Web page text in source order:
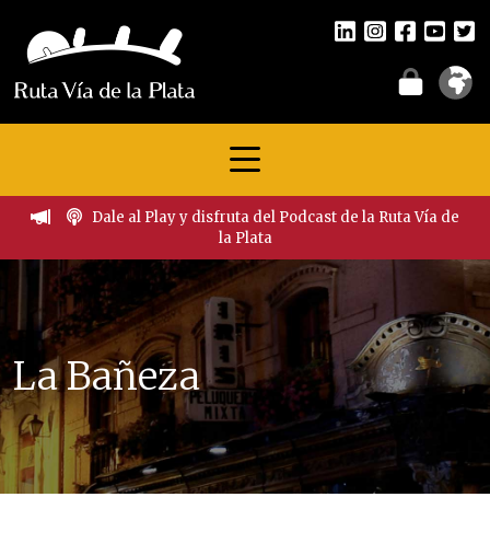
Dale al Play y disfruta del Podcast de la Ruta Vía de
la Plata
La Bañeza